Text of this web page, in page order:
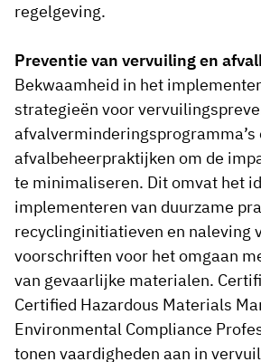
regelgeving.
Preventie van vervuiling en
Bekwaamheid in het
strategieën voor
afvalverminderingsprogramma’s
afvalbeheerpraktijken om de
te minimaliseren. Dit omvat het
implementeren van duurzame
recyclinginitiatieven en naleving
voorschriften voor het omgaan
van gevaarlijke materialen.
Certified Hazardous Materials
Environmental Compliance
tonen vaardigheden aan in